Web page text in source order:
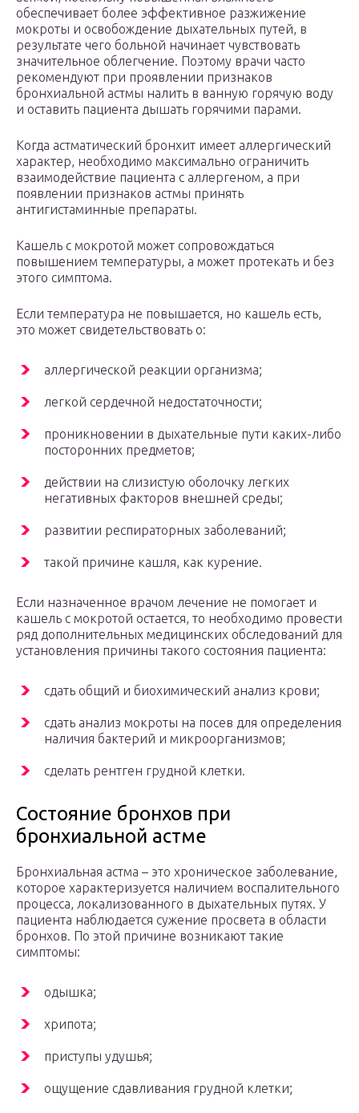
обеспечивает более эффективное разжижение
мокроты и освобождение дыхательных путей, в
результате чего больной начинает чувствовать
значительное облегчение. Поэтому врачи часто
рекомендуют при проявлении признаков
бронхиальной астмы налить в ванную горячую воду
и оставить пациента дышать горячими парами.
Когда астматический бронхит имеет аллергический
характер, необходимо максимально ограничить
взаимодействие пациента с аллергеном, а при
появлении признаков астмы принять
антигистаминные препараты.
Кашель с мокротой может сопровождаться
повышением температуры, а может протекать и без
этого симптома.
Если температура не повышается, но кашель есть,
это может свидетельствовать о:
аллергической реакции организма;
легкой сердечной недостаточности;
проникновении в дыхательные пути каких-либо
посторонних предметов;
действии на слизистую оболочку легких
негативных факторов внешней среды;
развитии респираторных заболеваний;
такой причине кашля, как курение.
Если назначенное врачом лечение не помогает и
кашель с мокротой остается, то необходимо провести
ряд дополнительных медицинских обследований для
установления причины такого состояния пациента:
сдать общий и биохимический анализ крови;
сдать анализ мокроты на посев для определения
наличия бактерий и микроорганизмов;
сделать рентген грудной клетки.
Состояние бронхов при
бронхиальной астме
Бронхиальная астма – это хроническое заболевание,
которое характеризуется наличием воспалительного
процесса, локализованного в дыхательных путях. У
пациента наблюдается сужение просвета в области
бронхов. По этой причине возникают такие
симптомы:
одышка;
хрипота;
приступы удушья;
ощущение сдавливания грудной клетки;